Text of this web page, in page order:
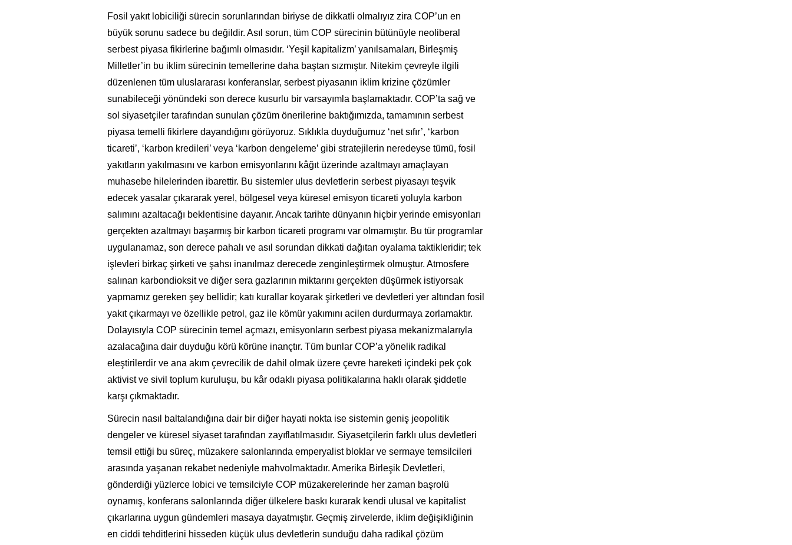
Fosil yakıt lobiciliği sürecin sorunlarından biriyse de dikkatli olmalıyız zira COP’un en
büyük sorunu sadece bu değildir. Asıl sorun, tüm COP sürecinin bütünüyle neoliberal
serbest piyasa fikirlerine bağımlı olmasıdır. ‘Yeşil kapitalizm’ yanılsamaları, Birleşmiş
Milletler’in bu iklim sürecinin temellerine daha baştan sızmıştır. Nitekim çevreyle ilgili
düzenlenen tüm uluslararası konferanslar, serbest piyasanın iklim krizine çözümler
sunabileceği yönündeki son derece kusurlu bir varsayımla başlamaktadır. COP’ta sağ ve
sol siyasetçiler tarafından sunulan çözüm önerilerine baktığımızda, tamamının serbest
piyasa temelli fikirlere dayandığını görüyoruz. Sıklıkla duyduğumuz ‘net sıfır’, ‘karbon
ticareti’, ‘karbon kredileri’ veya ‘karbon dengeleme’ gibi stratejilerin neredeyse tümü, fosil
yakıtların yakılmasını ve karbon emisyonlarını kâğıt üzerinde azaltmayı amaçlayan
muhasebe hilelerinden ibarettir. Bu sistemler ulus devletlerin serbest piyasayı teşvik
edecek yasalar çıkararak yerel, bölgesel veya küresel emisyon ticareti yoluyla karbon
salımını azaltacağı beklentisine dayanır. Ancak tarihte dünyanın hiçbir yerinde emisyonları
gerçekten azaltmayı başarmış bir karbon ticareti programı var olmamıştır. Bu tür programlar
uygulanamaz, son derece pahalı ve asıl sorundan dikkati dağıtan oyalama taktikleridir; tek
işlevleri birkaç şirketi ve şahsı inanılmaz derecede zenginleştirmek olmuştur. Atmosfere
salınan karbondioksit ve diğer sera gazlarının miktarını gerçekten düşürmek istiyorsak
yapmamız gereken şey bellidir; katı kurallar koyarak şirketleri ve devletleri yer altından fosil
yakıt çıkarmayı ve özellikle petrol, gaz ile kömür yakımını acilen durdurmaya zorlamaktır.
Dolayısıyla COP sürecinin temel açmazı, emisyonların serbest piyasa mekanizmalarıyla
azalacağına dair duyduğu körü körüne inançtır. Tüm bunlar COP’a yönelik radikal
eleştirilerdir ve ana akım çevrecilik de dahil olmak üzere çevre hareketi içindeki pek çok
aktivist ve sivil toplum kuruluşu, bu kâr odaklı piyasa politikalarına haklı olarak şiddetle
karşı çıkmaktadır.
Sürecin nasıl baltalandığına dair bir diğer hayati nokta ise sistemin geniş jeopolitik
dengeler ve küresel siyaset tarafından zayıflatılmasıdır. Siyasetçilerin farklı ulus devletleri
temsil ettiği bu süreç, müzakere salonlarında emperyalist bloklar ve sermaye temsilcileri
arasında yaşanan rekabet nedeniyle mahvolmaktadır. Amerika Birleşik Devletleri,
gönderdiği yüzlerce lobici ve temsilciyle COP müzakerelerinde her zaman başrolü
oynamış, konferans salonlarında diğer ülkelere baskı kurarak kendi ulusal ve kapitalist
çıkarlarına uygun gündemleri masaya dayatmıştır. Geçmiş zirvelerde, iklim değişikliğinin
en ciddi tehditlerini hisseden küçük ulus devletlerin sunduğu daha radikal çözüm